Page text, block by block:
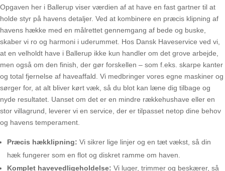
Opgaven her i Ballerup viser værdien af at have en fast gartner til at
holde styr på havens detaljer. Ved at kombinere en præcis klipning af
havens hække med en målrettet gennemgang af bede og buske,
skaber vi ro og harmoni i uderummet. Hos Dansk Haveservice ved vi,
at en velholdt have i Ballerup ikke kun handler om det grove arbejde,
men også om den finish, der gør forskellen – som f.eks. skarpe kanter
og total fjernelse af haveaffald. Vi medbringer vores egne maskiner og
sørger for, at alt bliver kørt væk, så du blot kan læne dig tilbage og
nyde resultatet. Uanset om det er en mindre rækkehushave eller en
stor villagrund, leverer vi en service, der er tilpasset netop dine behov
og havens temperament.
Præcis hækklipning: Vi sikrer lige linjer og en tæt vækst, så din
hæk fungerer som en flot og diskret ramme om haven.
Komplet havevedligeholdelse: Vi luger, trimmer og beskærer, så